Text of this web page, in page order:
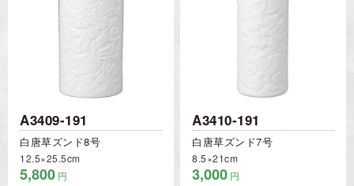
A3409-191
白唐草ズンド8号
12.5×25.5cm
5,800 円
A3410-191
白唐草ズンド7号
8.5×21cm
3,000 円